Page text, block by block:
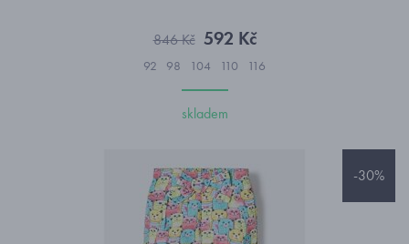
846 Kč 592 Kč
92 98 104 110 116
skladem
-30%